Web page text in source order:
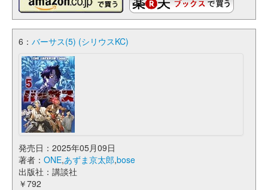
6： バーサス(5) (シリウスKC)
発売日：2025年05月09日
著者： ONE,あずま京太郎,bose
出版社：講談社
￥792